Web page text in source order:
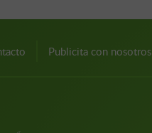
Publicita con nosotros